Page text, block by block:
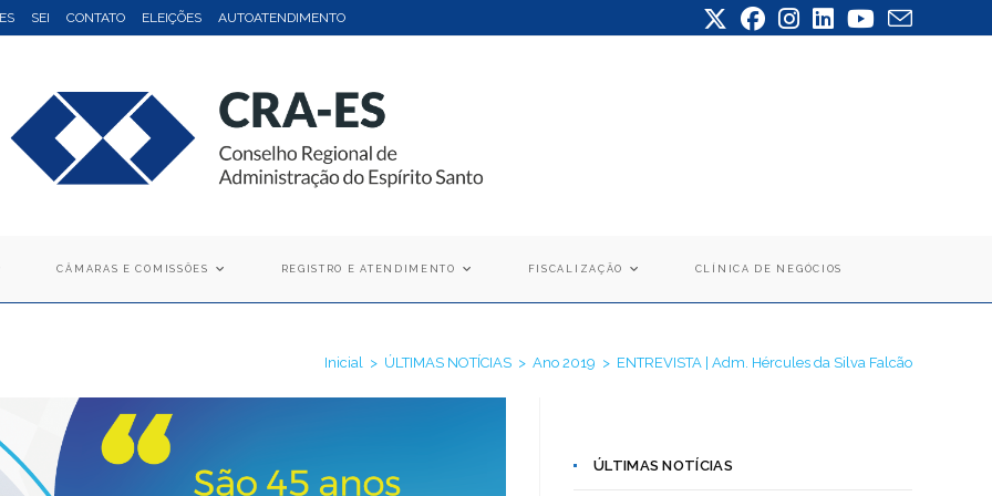
SEI CONTATO ELEIÇÕES AUTOATENDIMENTO
CÂMARAS E COMISSÕES REGISTRO E ATENDIMENTO FISCALIZAÇÃO CLÍNICA DE NEGÓCIOS
Inicial > ÚLTIMAS NOTÍCIAS > Ano 2019 > ENTREVISTA | Adm. Hércules da Silva Falcão
ÚLTIMAS NOTÍCIAS